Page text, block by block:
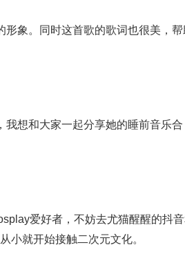
象。同时这首歌的歌词也很美，帮
想和大家一起分享她的睡前音乐合
爱好者，不妨去尤猫醒醒的抖
小就开始接触二次元文化。